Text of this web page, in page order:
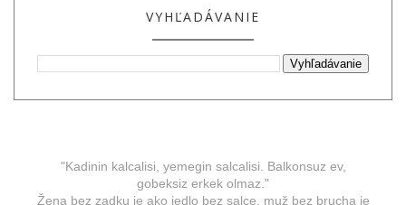
VYHĽADÁVANIE
"Kadinin kalcalisi, yemegin salcalisi. Balkonsuz ev,
gobeksiz erkek olmaz."
Žena bez zadku je ako jedlo bez salçe, muž bez brucha je